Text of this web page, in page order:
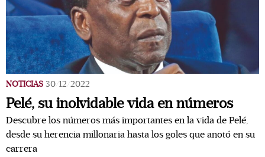
NOTICIAS 30/12/2022
Pelé, su inolvidable vida en números
Descubre los números más importantes en la vida de Pelé,
desde su herencia millonaria hasta los goles que anotó en su
carrera